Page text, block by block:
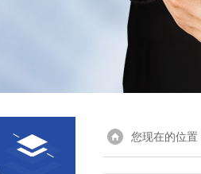
您现在的位置